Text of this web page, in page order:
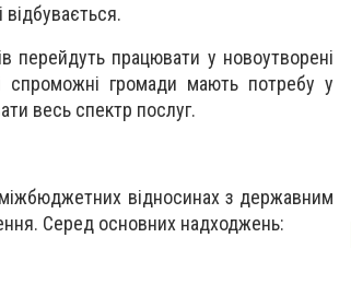
перейдуть працювати у новоутворені
спроможні громади мають потребу у
весь спектр послуг.
відносинах з державним
Серед основних надходжень: